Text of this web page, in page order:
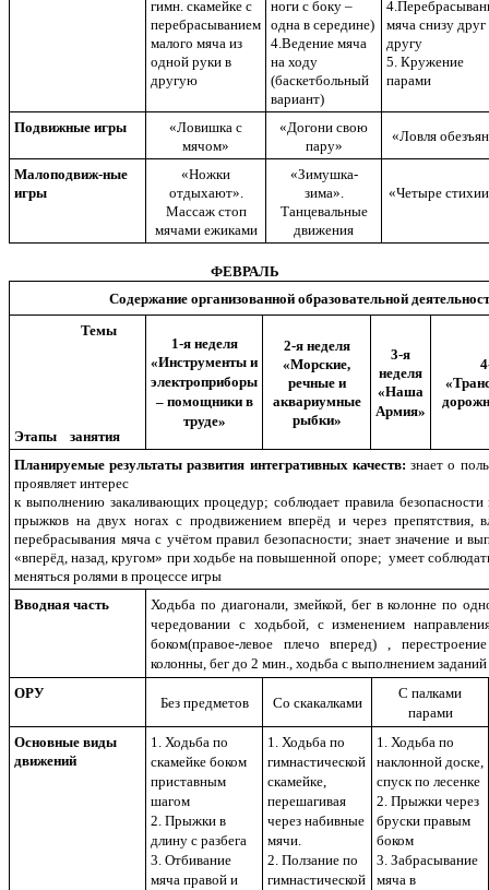
гимн. скамейке с
перебрасыванием
малого мяча из
одной руки в
другую
ноги с боку –
одна в середине)
4.Ведение мяча
на ходу
(баскетбольный
вариант)
мяча снизу друг
другу
5. Кружение
парами
Подвижные игры
«Ловишка с
мячом»
«Догони свою
пару»
«Ловля
Малоподвиж-ные
игры
«Ножки
отдыхают».
Массаж стоп
мячами ежиками
«Зимушка-
зима».
Танцевальные
движения
«Четыре
ФЕВРАЛЬ
Содержание организованной образовательной
Темы
Этапы занятия
1-я неделя
«Инструменты и
электроприборы
– помощники в
труде»
2-я неделя
«Морские,
речные и
аквариумные
рыбки»
3-я
неделя
«Наша
Армия»
Планируемые результаты развития интегративных качеств:знает о
проявляет интерес
к выполнению закаливающих процедур; соблюдает правила
прыжков на двух ногах с продвижением вперёд и через препятствия,
перебрасывания мяча с учётом правил безопасности; знает значение и
«вперёд, назад, кругом» при ходьбе на повышенной опоре; умеет
меняться ролями в процессе игры
Вводная часть
Ходьба по диагонали, змейкой, бег в колонне по
чередовании с ходьбой, с изменением
боком(правое-левое плечо вперед) ,
колонны, бег до 2 мин., ходьба с выполнением заданий
ОРУ
Без предметов Со скакалками
С палками
парами
Основные виды
движений
1. Ходьба по
скамейке боком
приставным
шагом
2. Прыжки в
длину с разбега
3. Отбивание
мяча правой и
1. Ходьба по
гимнастической
скамейке,
перешагивая
через набивные
мячи.
2. Ползание по
гимнастической
1. Ходьба по
наклонной доске,
спуск по лесенке
2. Прыжки через
бруски правым
боком
3. Забрасывание
мяча в